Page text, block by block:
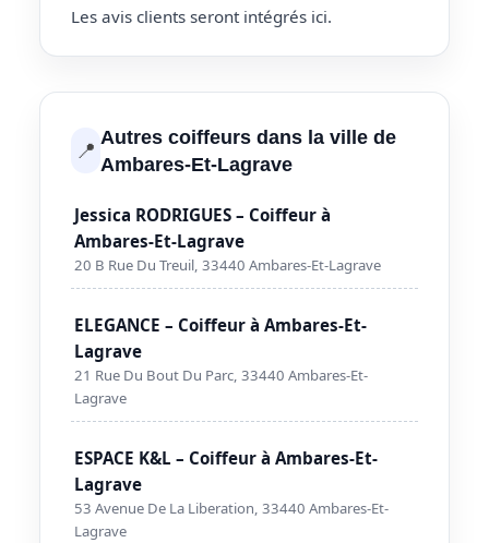
Les avis clients seront intégrés ici.
📍 Autres coiffeurs dans la ville de
Ambares-Et-Lagrave
Jessica RODRIGUES – Coiffeur à
Ambares-Et-Lagrave
20 B Rue Du Treuil, 33440 Ambares-Et-Lagrave
ELEGANCE – Coiffeur à Ambares-Et-
Lagrave
21 Rue Du Bout Du Parc, 33440 Ambares-Et-
Lagrave
ESPACE K&L – Coiffeur à Ambares-Et-
Lagrave
53 Avenue De La Liberation, 33440 Ambares-Et-
Lagrave